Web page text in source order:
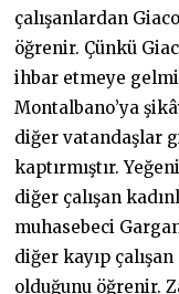
çalışanlardan
öğrenir. Çünkü
ihbar etmeye
Montalbano’ya
diğer vatandaşlar
kaptırmıştır.
diğer çalışan
muhasebeci
diğer kayıp
olduğunu öğrenir.